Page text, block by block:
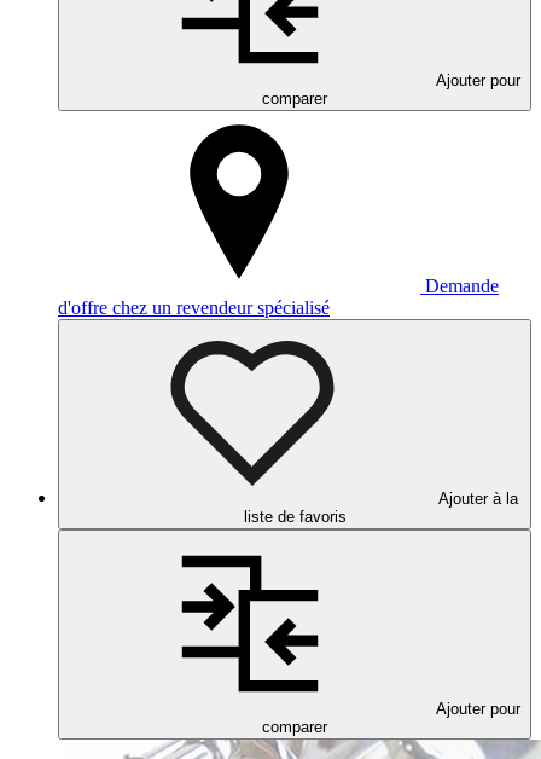
Ajouter pour
comparer
Demande
d'offre chez un revendeur spécialisé
Ajouter à la
liste de favoris
Ajouter pour
comparer